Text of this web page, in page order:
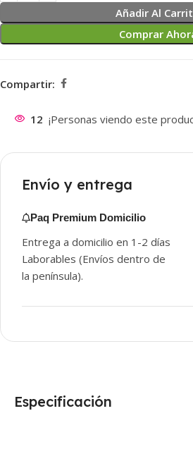
Añadir Al
Comprar
Compartir:
12 ¡Personas viendo este
Envío y entrega
Paq Premium Domicilio
Entrega a domicilio en 1-2 días
Laborables (Envíos dentro de
la península).
Especificación